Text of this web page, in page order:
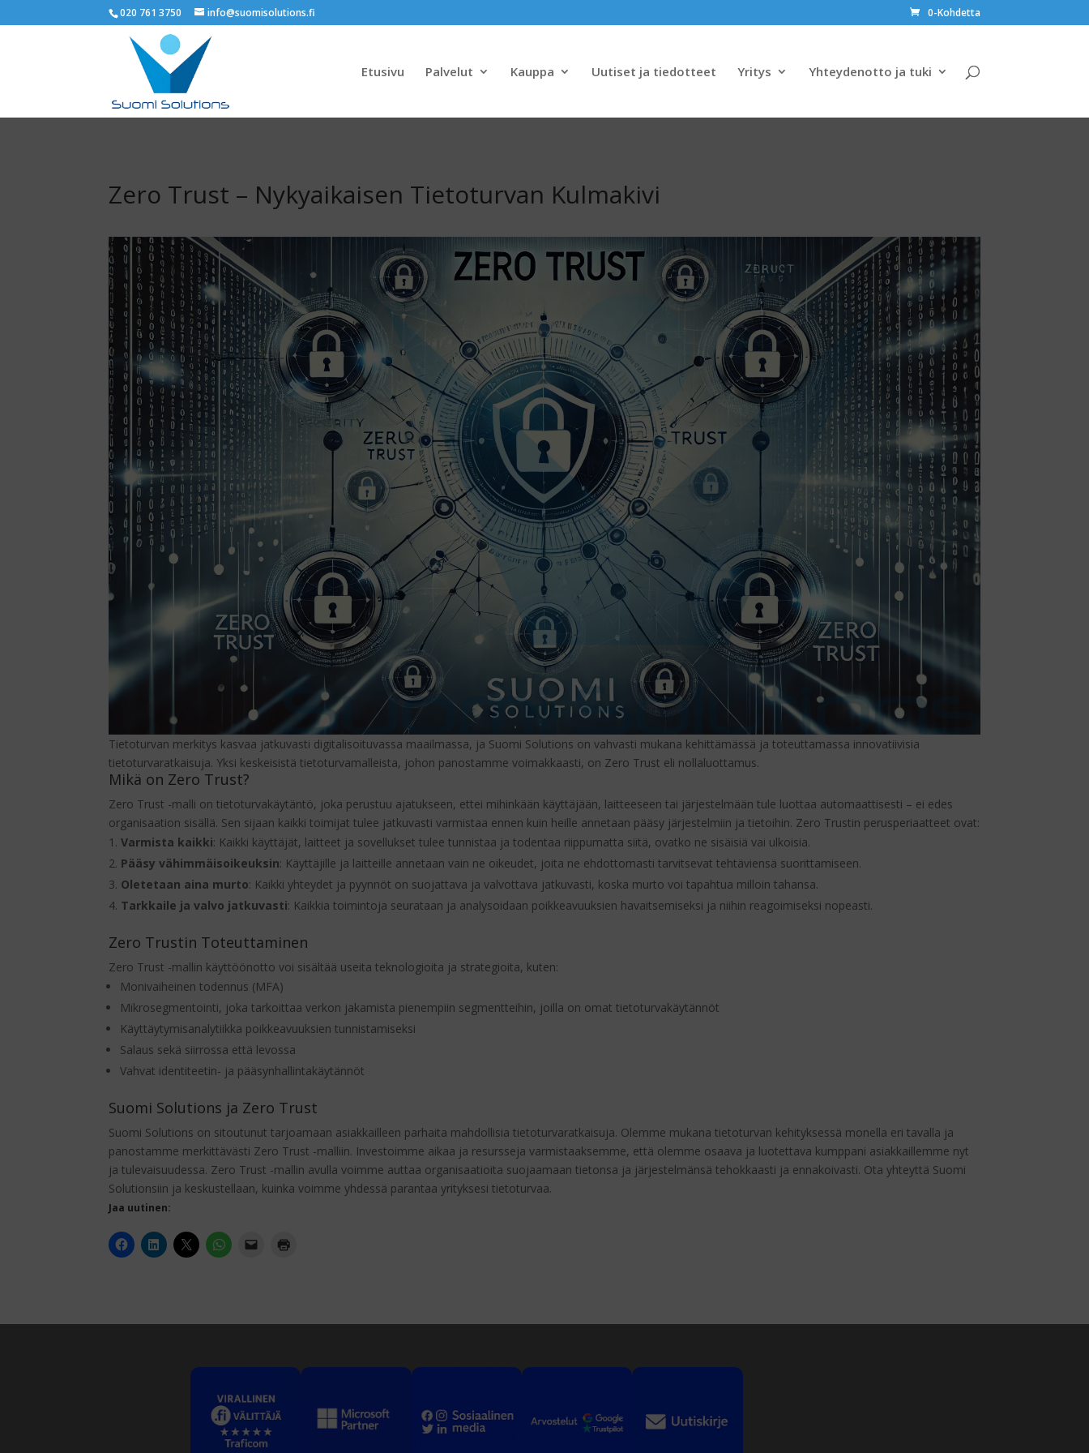
020 761 3750 info@suomisolutions.fi 0-Kohdetta
Etusivu Palvelut Kauppa Uutiset ja tiedotteet Yritys Yhteydenotto ja tuki
Zero Trust – Nykyaikaisen Tietoturvan Kulmakivi
Tietoturvan merkitys kasvaa jatkuvasti digitalisoituvassa maailmassa, ja Suomi Solutions on vahvasti mukana kehittämässä ja toteuttamassa innovatiivisia
tietoturvaratkaisuja. Yksi keskeisistä tietoturvamalleista, johon panostamme voimakkaasti, on Zero Trust eli nollaluottamus.
Mikä on Zero Trust?
Zero Trust -malli on tietoturvakäytäntö, joka perustuu ajatukseen, ettei mihinkään käyttäjään, laitteeseen tai järjestelmään tule luottaa automaattisesti – ei edes
organisaation sisällä. Sen sijaan kaikki toimijat tulee jatkuvasti varmistaa ennen kuin heille annetaan pääsy järjestelmiin ja tietoihin. Zero Trustin perusperiaatteet ovat:
Varmista kaikki: Kaikki käyttäjät, laitteet ja sovellukset tulee tunnistaa ja todentaa riippumatta siitä, ovatko ne sisäisiä vai ulkoisia.
Pääsy vähimmäisoikeuksin: Käyttäjille ja laitteille annetaan vain ne oikeudet, joita ne ehdottomasti tarvitsevat tehtäviensä suorittamiseen.
Oletetaan aina murto: Kaikki yhteydet ja pyynnöt on suojattava ja valvottava jatkuvasti, koska murto voi tapahtua milloin tahansa.
Tarkkaile ja valvo jatkuvasti: Kaikkia toimintoja seurataan ja analysoidaan poikkeavuuksien havaitsemiseksi ja niihin reagoimiseksi nopeasti.
Zero Trustin Toteuttaminen
Zero Trust -mallin käyttöönotto voi sisältää useita teknologioita ja strategioita, kuten:
Monivaiheinen todennus (MFA)
Mikrosegmentointi, joka tarkoittaa verkon jakamista pienempiin segmentteihin, joilla on omat tietoturvakäytännöt
Käyttäytymisanalytiikka poikkeavuuksien tunnistamiseksi
Salaus sekä siirrossa että levossa
Vahvat identiteetin- ja pääsynhallintakäytännöt
Suomi Solutions ja Zero Trust
Suomi Solutions on sitoutunut tarjoamaan asiakkailleen parhaita mahdollisia tietoturvaratkaisuja. Olemme mukana tietoturvan kehityksessä monella eri tavalla ja
panostamme merkittävästi Zero Trust -malliin. Investoimme aikaa ja resursseja varmistaaksemme, että olemme osaava ja luotettava kumppani asiakkaillemme nyt
ja tulevaisuudessa. Zero Trust -mallin avulla voimme auttaa organisaatioita suojaamaan tietonsa ja järjestelmänsä tehokkaasti ja ennakoivasti. Ota yhteyttä Suomi
Solutionsiin ja keskustellaan, kuinka voimme yhdessä parantaa yrityksesi tietoturvaa.
Jaa uutinen: